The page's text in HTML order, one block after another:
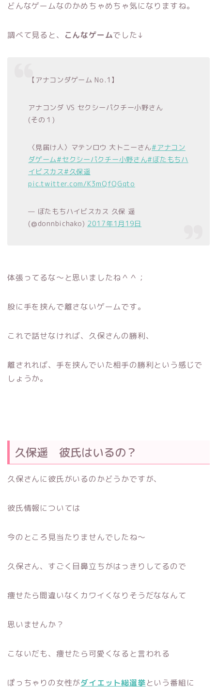
どんなゲームなのかめちゃめちゃ気になりますね。
調べて見ると、 こんなゲームでした↓
【アナコンダゲーム No.1】
アナコンダ VS セクシーパクチー小野さん
(その１)
〈見届け人〉マテンロウ 大トニーさん#アナコン
ダゲーム#セクシーパクチー小野さん#ぼたもちハ
イビスカス#久保遥
pic.twitter.com/K3mQfQGqto
— ぼたもちハイビスカス 久保 遥
(@donnbichako) 2017年1月19日
体張ってるな〜と思いましたね＾＾；
股に手を挟んで離さないゲームです。
これで話せなければ、久保さんの勝利、
離されれば、手を挟んでいた相手の勝利という感じで
しょうか。
久保遥 彼氏はいるの？
久保さんに彼氏がいるのかどうかですが、
彼氏情報については
今のところ見当たりませんでしたね〜
久保さん、すごく目鼻立ちがはっきりしてるので
痩せたら間違いなくカワイくなりそうだななんて
思いませんか？
こないだも、痩せたら可愛くなると言われる
ぽっちゃりの女性がダイエット総選挙という番組に